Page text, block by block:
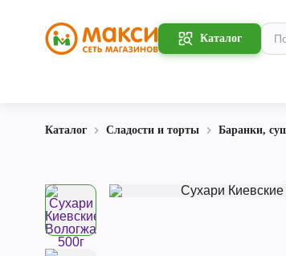
Каталог
Каталог Сладости и торты Баранки,